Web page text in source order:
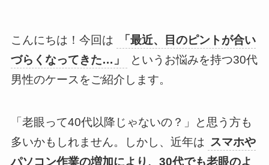
こんにちは！今回は
「最近、目のピントが合い
づらくなってきた…」
というお悩みを持つ30代
男性のケースをご紹介します。
「老眼って40代以降じゃないの？」と思う方も
多いかもしれません。しかし、近年は スマホや
パソコン作業の増加により、30代でも老眼のよ